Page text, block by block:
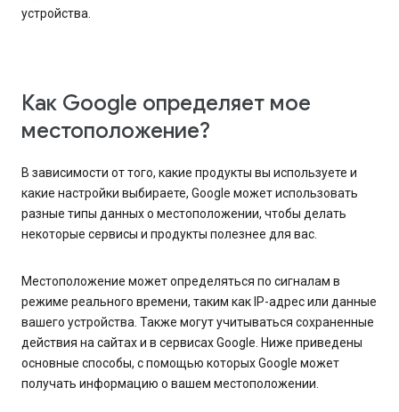
устройства.
Как Google определяет мое
местоположение?
В зависимости от того, какие продукты вы используете и
какие настройки выбираете, Google может использовать
разные типы данных о местоположении, чтобы делать
некоторые сервисы и продукты полезнее для вас.
Местоположение может определяться по сигналам в
режиме реального времени, таким как IP-адрес или данные
вашего устройства. Также могут учитываться сохраненные
действия на сайтах и в сервисах Google. Ниже приведены
основные способы, с помощью которых Google может
получать информацию о вашем местоположении.